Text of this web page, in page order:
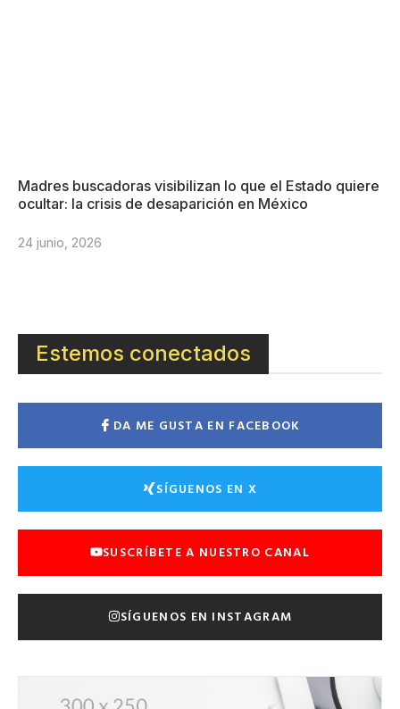
Madres buscadoras visibilizan lo que el Estado quiere
ocultar: la crisis de desaparición en México
24 junio, 2026
Estemos conectados
DA ME GUSTA EN FACEBOOK
SÍGUENOS EN X
SUSCRÍBETE A NUESTRO CANAL
SÍGUENOS EN INSTAGRAM